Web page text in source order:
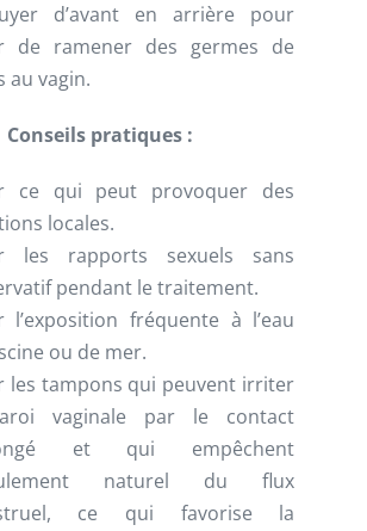
d’avant en arrière pour
de ramener des germes de
au vagin.
Conseils pratiques :
ce qui peut provoquer des
locales.
les rapports sexuels sans
pendant le traitement.
l’exposition fréquente à l’eau
ou de mer.
les tampons qui peuvent irriter
vaginale par le contact
et qui empêchent
naturel du flux
ce qui favorise la